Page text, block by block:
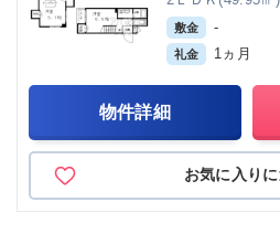
敷金 -
礼金 1ヵ月
物件詳細
お気に入り